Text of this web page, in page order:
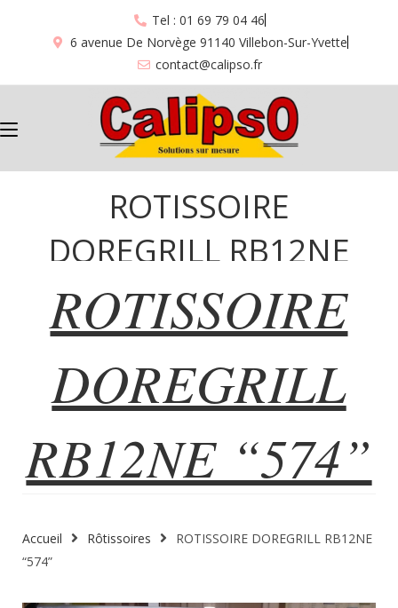
Tel : 01 69 79 04 46
6 avenue De Norvège 91140 Villebon-Sur-Yvette
contact@calipso.fr
ROTISSOIRE
DOREGRILL RB12NE
“574”
ROTISSOIRE
DOREGRILL
RB12NE “574”
Accueil Rôtissoires
ROTISSOIRE DOREGRILL RB12NE
“574”